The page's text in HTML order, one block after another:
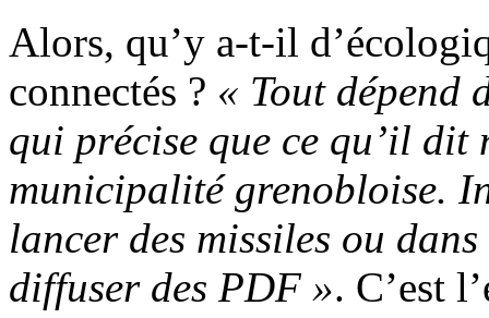
Alors, qu’y a-t-il
connectés ? « Tout dépend
qui précise que ce qu’il dit
municipalité grenobloise.
lancer des missiles ou
diffuser des PDF ». C’est